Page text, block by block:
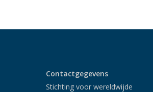
Contactgegevens
Stichting voor wereldwijde